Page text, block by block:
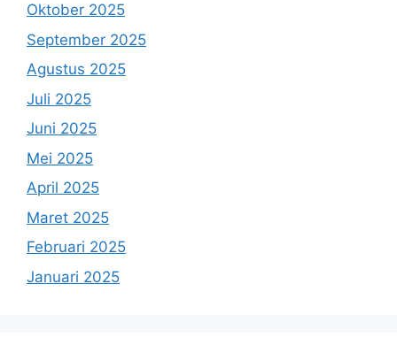
Oktober 2025
September 2025
Agustus 2025
Juli 2025
Juni 2025
Mei 2025
April 2025
Maret 2025
Februari 2025
Januari 2025